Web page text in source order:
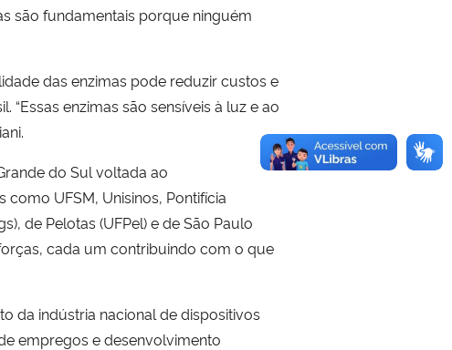
são fundamentais porque ninguém
das enzimas pode reduzir custos e
enzimas são sensíveis à luz e ao
do Sul voltada ao
UFSM, Unisinos, Pontifícia
de Pelotas (UFPel) e de São Paulo
cada um contribuindo com o que
da indústria nacional de dispositivos
empregos e desenvolvimento